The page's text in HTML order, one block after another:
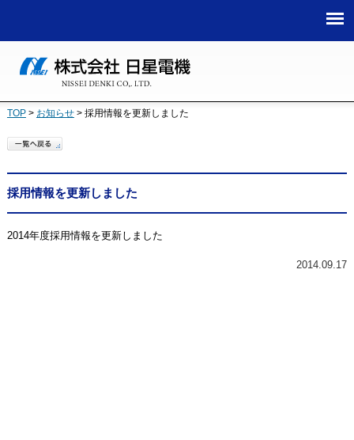
TOP> お知らせ> 採用情報を更新しました
採用情報を更新しました
2014年度採用情報を更新しました
2014.09.17